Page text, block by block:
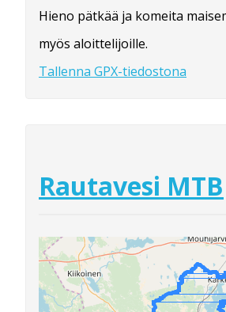
Hieno pätkää ja komeita
myös aloittelijoille.
Tallenna GPX-tiedostona
Rautavesi MTB